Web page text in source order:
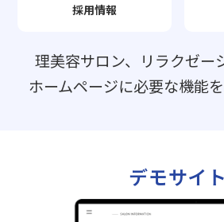
採用情報
理美容サロン、リラクゼー
ホームページに必要な機能を
デモサイト